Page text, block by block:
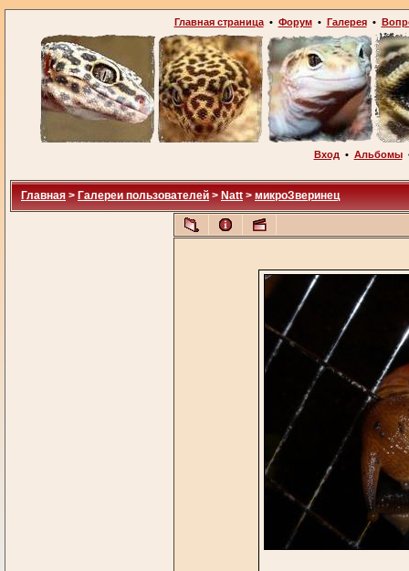
Главная страница• Форум• Галерея•
Вход • Альбомы
Главная > Галереи пользователей > Natt > микроЗверинец